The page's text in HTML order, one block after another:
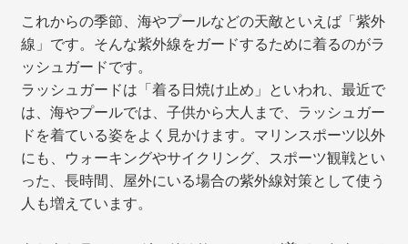
これからの季節、海やプールなどの天敵といえば「紫外
線」です。そんな紫外線をガードするために着るのがラ
ッシュガードです。
ラッシュガードは「着る日焼け止め」といわれ、最近で
は、海やプールでは、子供から大人まで、ラッシュガー
ドを着ている姿をよく見かけます。マリンスポーツ以外
にも、ウォーキングやサイクリング、スポーツ観戦とい
った、長時間、屋外にいる場合の紫外線対策として使う
人も増えています。